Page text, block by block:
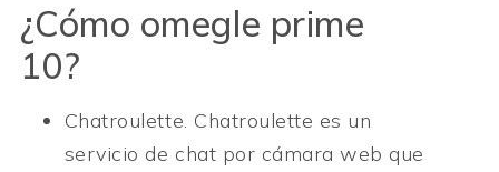
¿Cómo omegle prime
10?
Chatroulette. Chatroulette es un
servicio de chat por cámara web que